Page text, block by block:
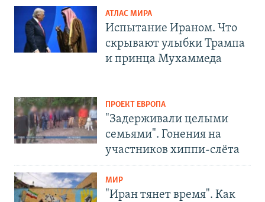
АТЛАС МИРА
Испытание Ираном. Что
скрывают улыбки Трампа
и принца Мухаммеда
ПРОЕКТ ЕВРОПА
"Задерживали целыми
семьями". Гонения на
участников хиппи-слёта
МИР
"Иран тянет время". Как